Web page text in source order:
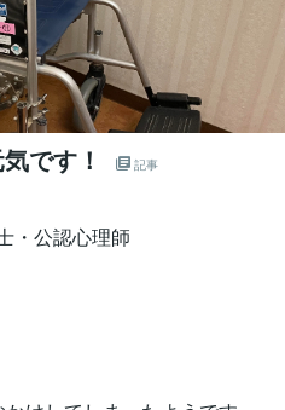
です！ 記事
・公認心理師